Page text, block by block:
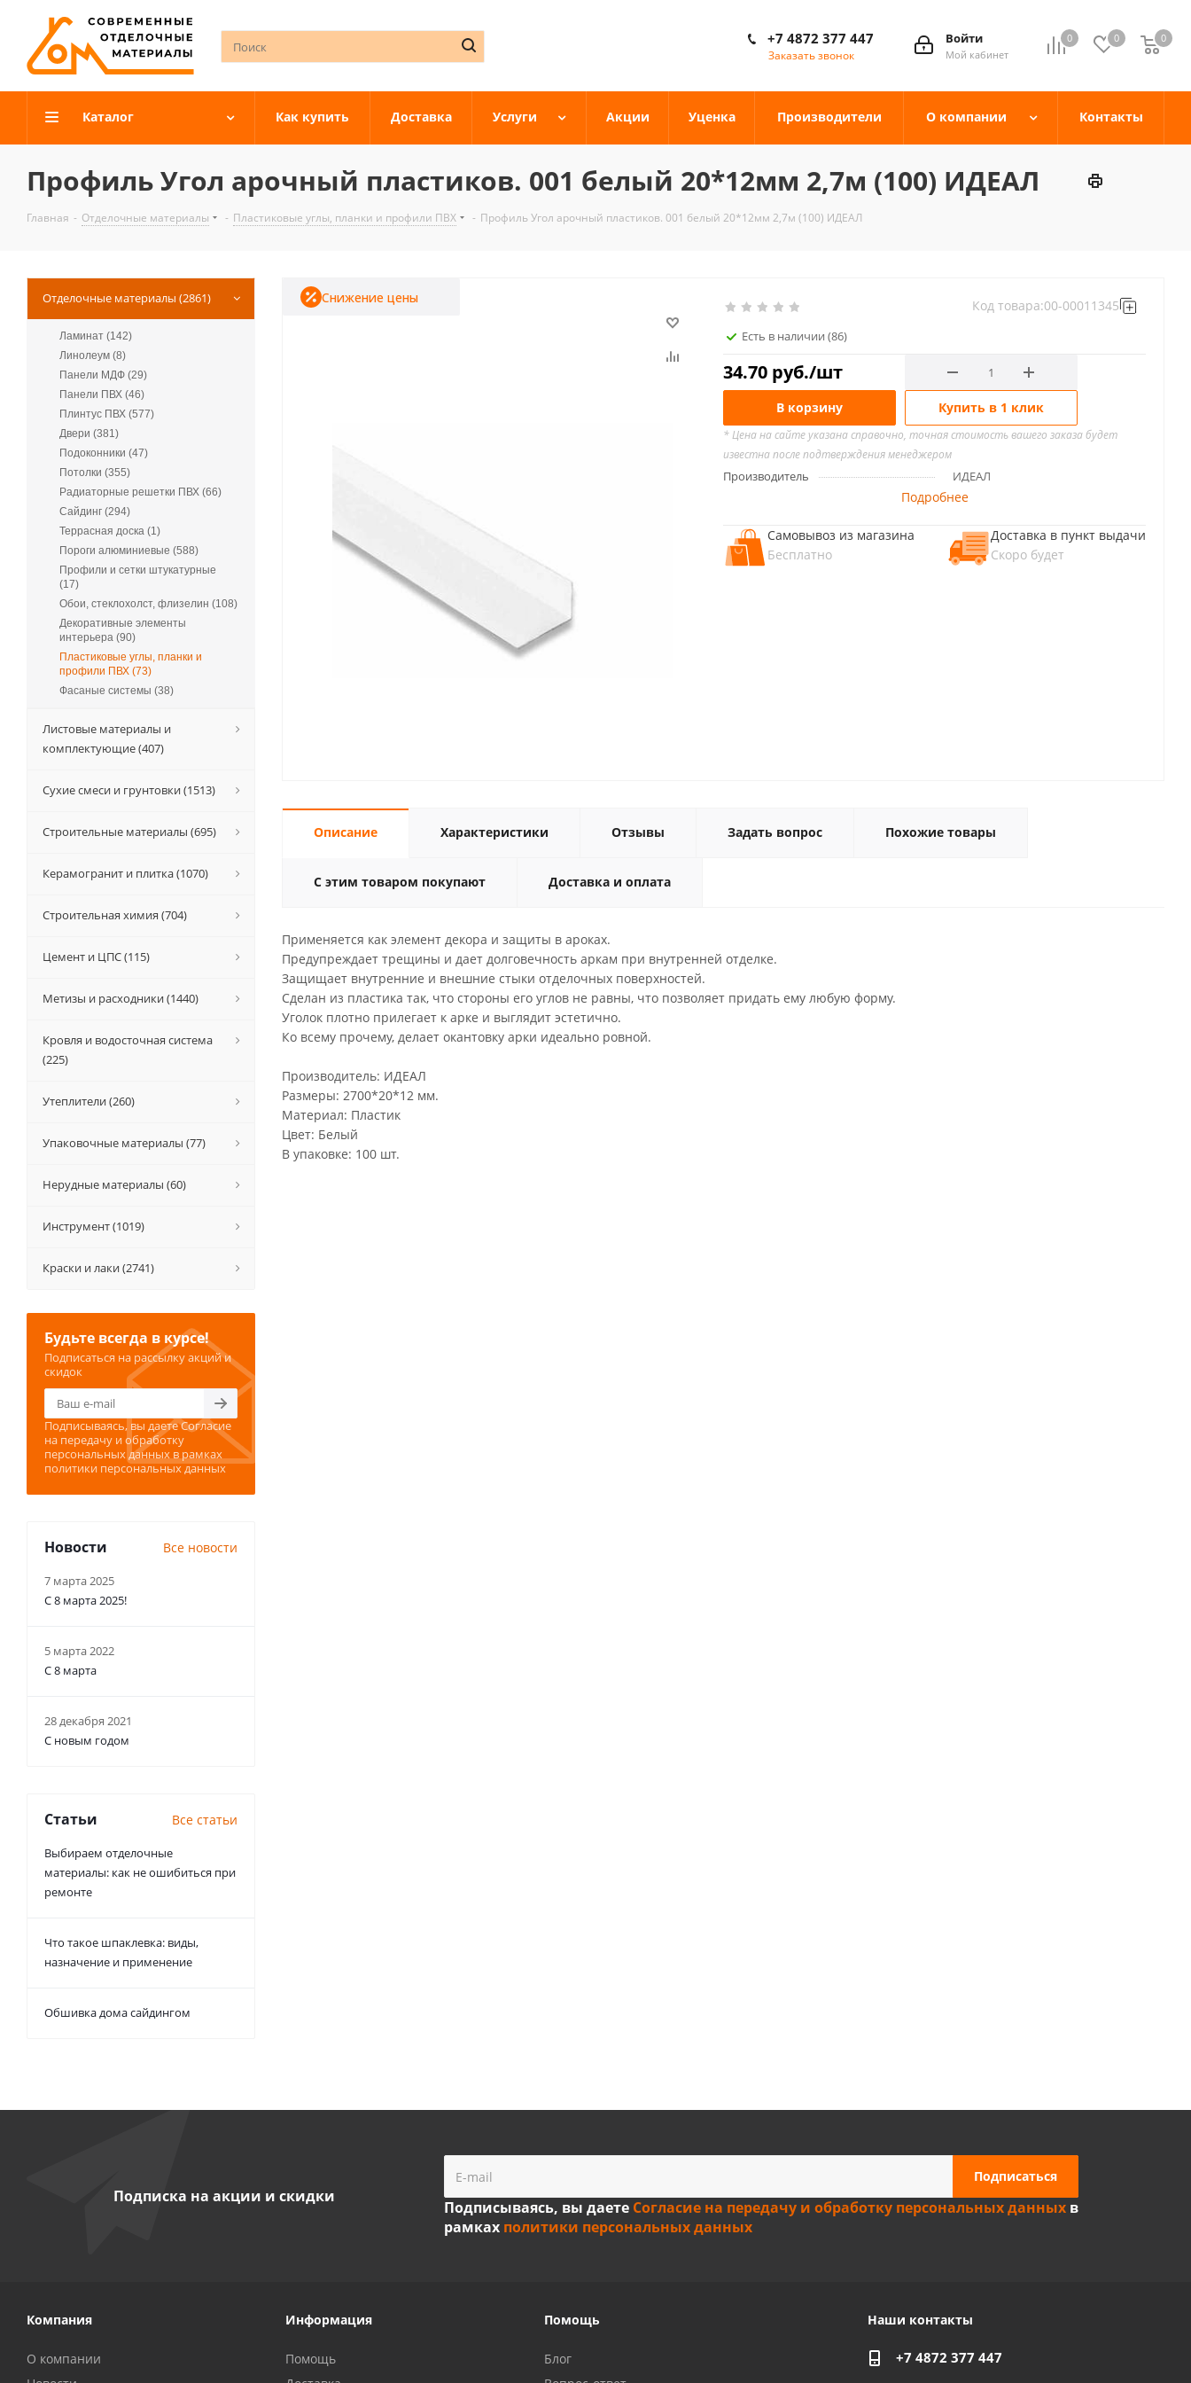
0 0 0
Войти
Мой кабинет
+7 4872 377 447
Заказать звонок
Каталог Как купить Доставка Услуги Акции Уценка Производители О компании Контакты
Профиль Угол арочный пластиков. 001 белый 20*12мм 2,7м (100) ИДЕАЛ
Главная - Отделочные материалы - Пластиковые углы, планки и профили ПВХ - Профиль Угол арочный пластиков. 001 белый 20*12мм 2,7м (100) ИДЕАЛ
Есть в наличии (86)
Код товара:00-00011345
34.70 руб./шт
Снижение цены
В корзину Купить в 1 клик
* Цена на сайте указана справочно, точная стоимость вашего заказа будет
известна после подтверждения менеджером
Производитель ИДЕАЛ
Подробнее
Самовывоз из магазина
Бесплатно
Доставка в пункт выдачи
Скоро будет
Описание Характеристики Отзывы Задать вопрос Похожие товары
С этим товаром покупают Доставка и оплата
Применяется как элемент декора и защиты в ароках.
Предупреждает трещины и дает долговечность аркам при внутренней отделке.
Защищает внутренние и внешние стыки отделочных поверхностей.
Сделан из пластика так, что стороны его углов не равны, что позволяет придать ему любую форму.
Уголок плотно прилегает к арке и выглядит эстетично.
Ко всему прочему, делает окантовку арки идеально ровной.
Производитель: ИДЕАЛ
Размеры: 2700*20*12 мм.
Материал: Пластик
Цвет: Белый
В упаковке: 100 шт.
Отделочные материалы (2861)
Ламинат (142)
Линолеум (8)
Панели МДФ (29)
Панели ПВХ (46)
Плинтус ПВХ (577)
Двери (381)
Подоконники (47)
Потолки (355)
Радиаторные решетки ПВХ (66)
Сайдинг (294)
Террасная доска (1)
Пороги алюминиевые (588)
Профили и сетки штукатурные
(17)
Обои, стеклохолст, флизелин (108)
Декоративные элементы
интерьера (90)
Пластиковые углы, планки и
профили ПВХ (73)
Фасаные системы (38)
Листовые материалы и
комплектующие (407)
Сухие смеси и грунтовки (1513)
Строительные материалы (695)
Керамогранит и плитка (1070)
Строительная химия (704)
Цемент и ЦПС (115)
Метизы и расходники (1440)
Кровля и водосточная система
(225)
Утеплители (260)
Упаковочные материалы (77)
Нерудные материалы (60)
Инструмент (1019)
Краски и лаки (2741)
Будьте всегда в курсе!
Подписаться на рассылку акций и
скидок
Подписываясь, вы даетеСогласие
на передачу и обработку
персональных данных в рамках
политики персональных данных
Новости Все новости
7 марта 2025
С 8 марта 2025!
5 марта 2022
С 8 марта
28 декабря 2021
С новым годом
Статьи Все статьи
Выбираем отделочные
материалы: как не ошибиться при
ремонте
Что такое шпаклевка: виды,
назначение и применение
Обшивка дома сайдингом
Подписка на акции и скидки
Подписываясь, вы даете Согласие на передачу и обработку персональных данныхв
рамках политики персональных данных
Компания
О компании
Информация
Помощь
Помощь
Блог
Наши контакты
+7 4872 377 447